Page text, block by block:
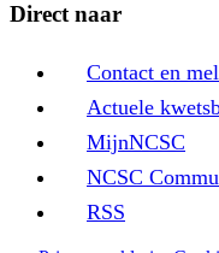
Direct naar
Contact en
Actuele
MijnNCSC
NCSC
RSS